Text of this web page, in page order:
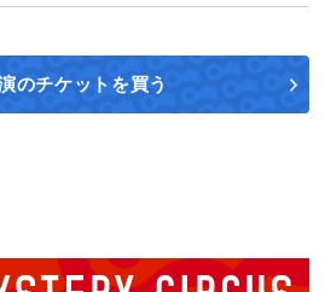
のチケットを買う